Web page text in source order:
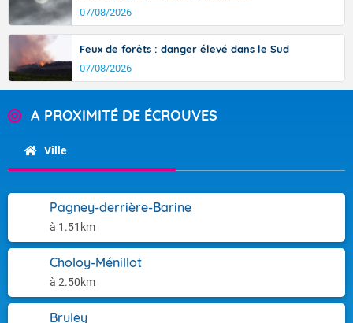
07/08/2026
Feux de forêts : danger élevé dans le Sud
07/08/2026
A PROXIMITÉ DE ÉCROUVES
Ville
Pagney-derrière-Barine
à 1.51km
Choloy-Ménillot
à 2.50km
Bruley